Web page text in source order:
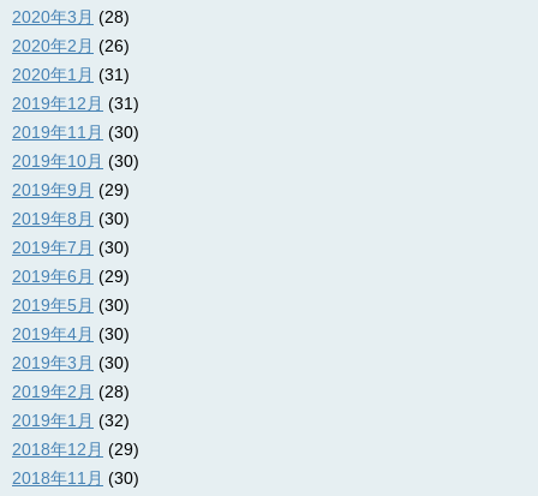
2020年3月 (28)
2020年2月 (26)
2020年1月 (31)
2019年12月 (31)
2019年11月 (30)
2019年10月 (30)
2019年9月 (29)
2019年8月 (30)
2019年7月 (30)
2019年6月 (29)
2019年5月 (30)
2019年4月 (30)
2019年3月 (30)
2019年2月 (28)
2019年1月 (32)
2018年12月 (29)
2018年11月 (30)